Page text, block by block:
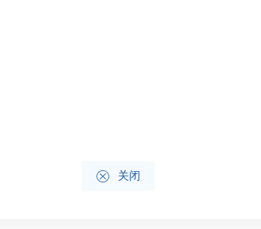
 关闭